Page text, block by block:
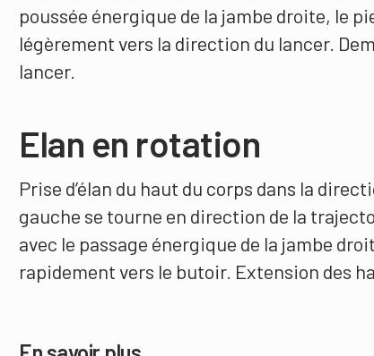
poussée énergique de la jambe droite, le
légèrement vers la direction du lancer.
lancer.
Elan en rotation
Prise d’élan du haut du corps dans la
gauche se tourne en direction de la
avec le passage énergique de la jambe
rapidement vers le butoir. Extension des